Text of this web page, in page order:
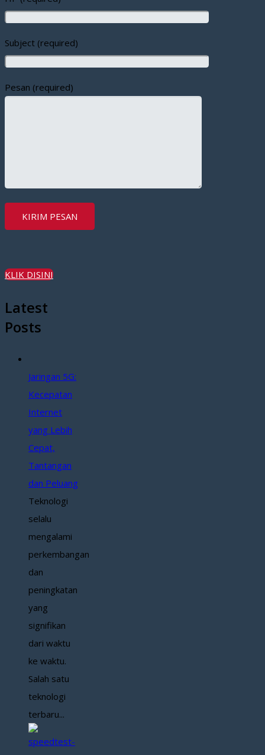
Subject (required)
Pesan (required)
KLIK DISINI
Latest
Posts
Jaringan 5G:
Kecepatan
Internet
yang Lebih
Cepat,
Tantangan
dan Peluang
Teknologi
selalu
mengalami
perkembangan
dan
peningkatan
yang
signifikan
dari waktu
ke waktu.
Salah satu
teknologi
terbaru...